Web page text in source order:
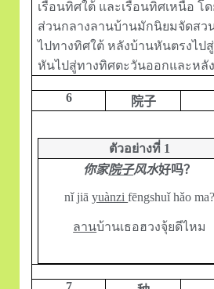
เรือนทิศใต้ และเรือนทิศเหนือ โ
ส่วนกลางลานบ้านมักนิยมจัดสว
ไปทางทิศใต้ หลังบ้านหันตรงไป
หันไปสู่ทางทิศตะวันออกและห
6 院子
ตัวอย่างที่ 1
你家院子风水好吗？
nǐ jiāyuànzifēngshuǐ hǎo
ลานบ้านเธอฮวงจุ้ยดีไหม
7